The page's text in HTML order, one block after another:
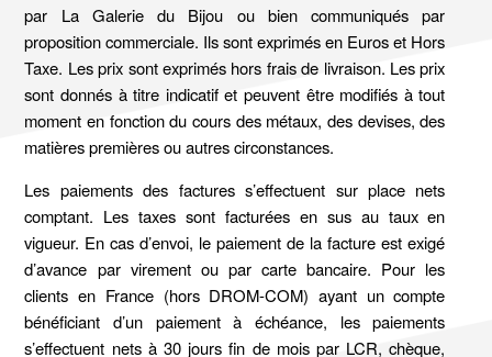
par La Galerie du Bijou ou bien communiqués par
proposition commerciale. Ils sont exprimés en Euros et Hors
Taxe. Les prix sont exprimés hors frais de livraison. Les prix
sont donnés à titre indicatif et peuvent être modifiés à tout
moment en fonction du cours des métaux, des devises, des
matières premières ou autres circonstances.
Les paiements des factures s’effectuent sur place nets
comptant. Les taxes sont facturées en sus au taux en
vigueur. En cas d’envoi, le paiement de la facture est exigé
d’avance par virement ou par carte bancaire. Pour les
clients en France (hors DROM-COM) ayant un compte
bénéficiant d’un paiement à échéance, les paiements
s’effectuent nets à 30 jours fin de mois par LCR, chèque,